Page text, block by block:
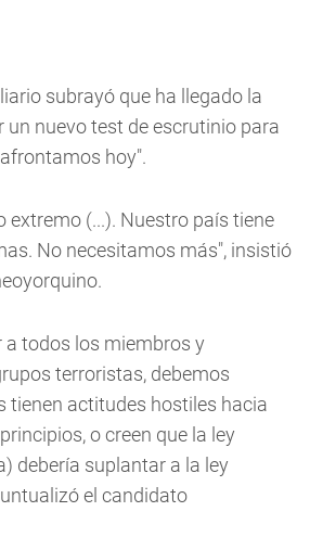
subrayó que ha llegado la
un nuevo test de escrutinio para
hoy".
extremo (...). Nuestro país tiene
No necesitamos más", insistió
a todos los miembros y
terroristas, debemos
tienen actitudes hostiles hacia
o creen que la ley
debería suplantar a la ley
el candidato